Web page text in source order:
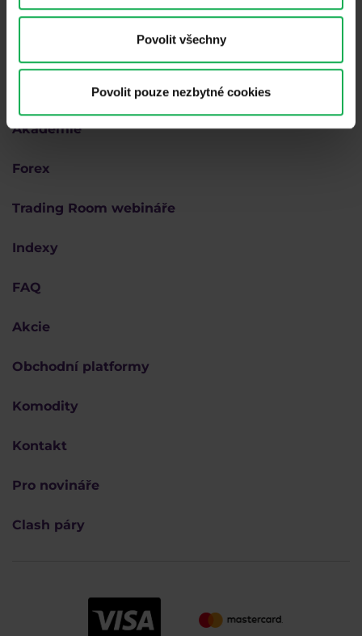
Povolit všechny
Povolit pouze nezbytné cookies
Akademie
Forex
Trading Room webináře
Indexy
FAQ
Akcie
Obchodní platformy
Komodity
Kontakt
Pro novináře
Clash páry